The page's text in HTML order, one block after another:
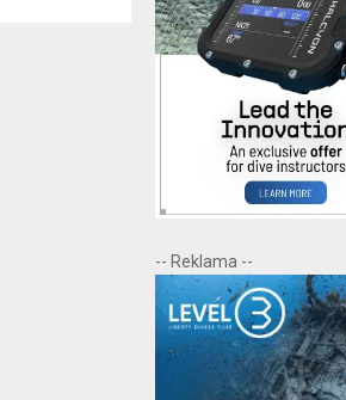
-- Reklama --